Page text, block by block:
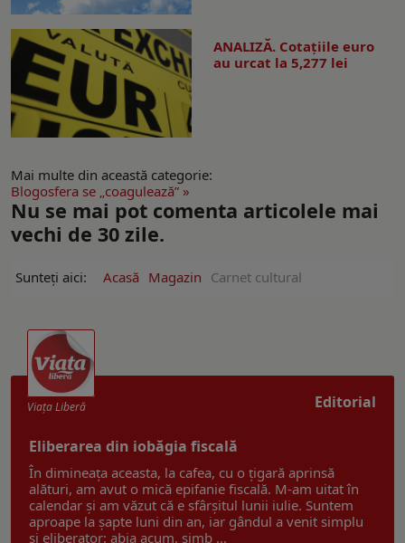
ANALIZĂ. Cotațiile euro
au urcat la 5,277 lei
Mai multe din această categorie:
Blogosfera se „coagulează” »
Nu se mai pot comenta articolele mai
vechi de 30 zile.
Sunteți aici: Acasă Magazin Carnet cultural
Editorial
Viaţa Liberă
Eliberarea din iobăgia fiscală
În dimineața aceasta, la cafea, cu o țigară aprinsă
alături, am avut o mică epifanie fiscală. M-am uitat în
calendar și am văzut că e sfârșitul lunii iulie. Suntem
aproape la șapte luni din an, iar gândul a venit simplu
și eliberator: abia acum, simb ...